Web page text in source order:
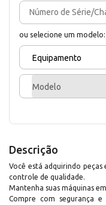
ou selecione um modelo:
Equipamento
Modelo
Descrição
Você está adquirindo
controle de qualidade.
Mantenha suas máquinas
Compre com segurança